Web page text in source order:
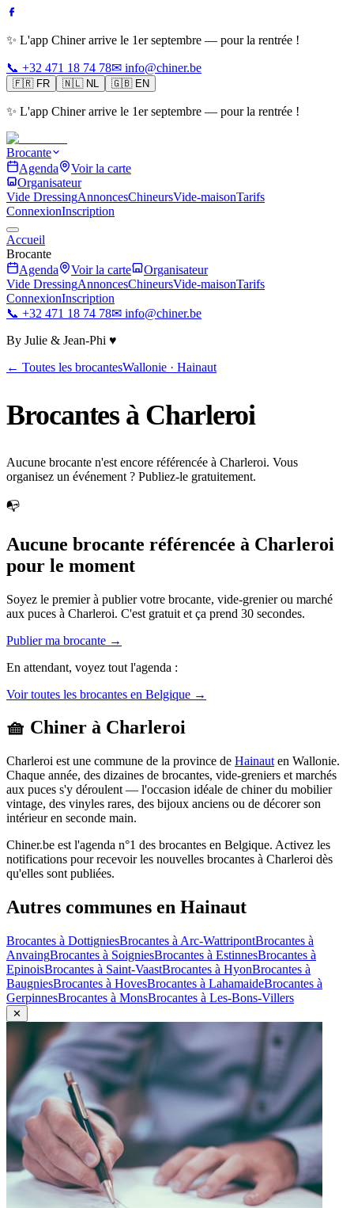
✨ L'app Chiner arrive le 1er septembre — pour la rentrée !
📞 +32 471 18 74 78✉ info@chiner.be
🇫🇷 FR 🇳🇱 NL 🇬🇧 EN
✨ L'app Chiner arrive le 1er septembre — pour la rentrée !
Brocante
Agenda
Voir la carte
Organisateur
Vide DressingAnnoncesChineursVide-maisonTarifs
ConnexionInscription
Accueil
Brocante
Agenda
Voir la carte
Organisateur
Vide DressingAnnoncesChineursVide-maisonTarifs
ConnexionInscription
📞 +32 471 18 74 78✉ info@chiner.be
By Julie & Jean-Phi ♥
← Toutes les brocantesWallonie · Hainaut
Brocantes à Charleroi
Aucune brocante n'est encore référencée à Charleroi. Vous
organisez un événement ? Publiez-le gratuitement.
📭
Aucune brocante référencée à Charleroi
pour le moment
Soyez le premier à publier votre brocante, vide-grenier ou marché
aux puces à Charleroi. C'est gratuit et ça prend 30 secondes.
Publier ma brocante →
En attendant, voyez tout l'agenda :
Voir toutes les brocantes en Belgique →
🧺 Chiner à Charleroi
Charleroi est une commune de la province de Hainaut en Wallonie.
Chaque année, des dizaines de brocantes, vide-greniers et marchés
aux puces s'y déroulent — l'occasion idéale de chiner du mobilier
vintage, des vinyles rares, des bijoux anciens ou de décorer son
intérieur en seconde main.
Chiner.be est l'agenda n°1 des brocantes en Belgique. Activez les
notifications pour recevoir les nouvelles brocantes à Charleroi dès
qu'elles sont publiées.
Autres communes en Hainaut
Brocantes à DottigniesBrocantes à Arc-WattripontBrocantes à
AnvaingBrocantes à SoigniesBrocantes à EstinnesBrocantes à
EpinoisBrocantes à Saint-VaastBrocantes à HyonBrocantes à
BaugniesBrocantes à HovesBrocantes à LahamaideBrocantes à
GerpinnesBrocantes à MonsBrocantes à Les-Bons-Villers
✕